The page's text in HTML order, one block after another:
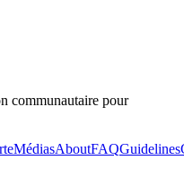
communautaire pour
MédiasAboutFAQGuidelines